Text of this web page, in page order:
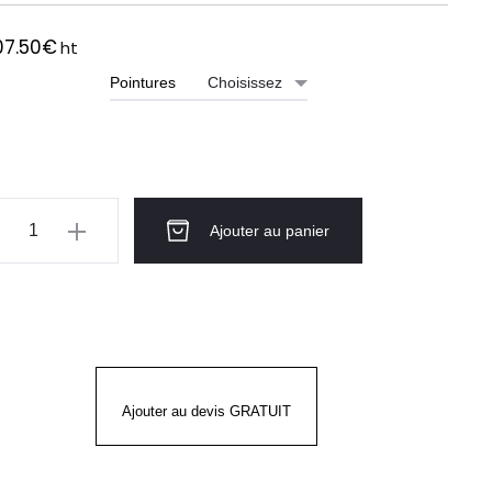
€ht
Pointures
Ajouter au panier
Ajouter au devis GRATUIT